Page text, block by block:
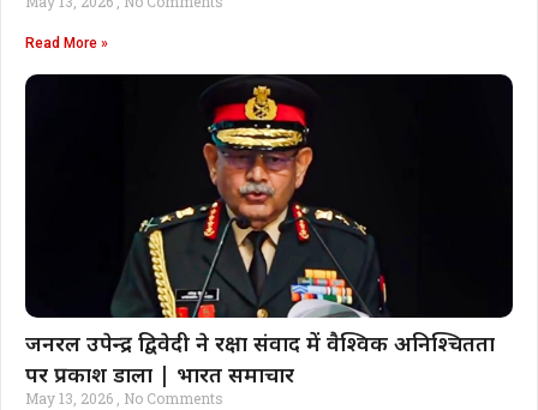
भारत समाचार
Read More »
जनरल उपेन्द्र द्विवेदी ने रक्षा संवाद में वैश्विक अनिश्चितता
पर प्रकाश डाला | भारत समाचार
May 13, 2026 No Comments